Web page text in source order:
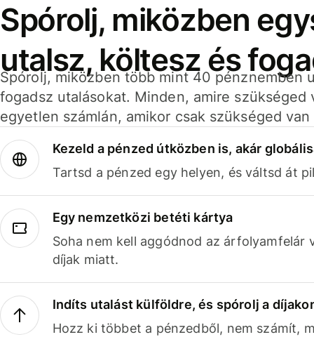
Spórolj, miközben
utalsz, költesz és
Spórolj, miközben több mint 40 pénznemben
fogadsz utalásokat. Minden, amire szükséged
egyetlen számlán, amikor csak szükséged van
Kezeld a pénzed útközben is, akár
Tartsd a pénzed egy helyen, és váltsd át
Egy nemzetközi betéti kártya
Soha nem kell aggódnod az árfolyamfelár
díjak miatt.
Indíts utalást külföldre, és spórolj a
Hozz ki többet a pénzedből, nem számít,